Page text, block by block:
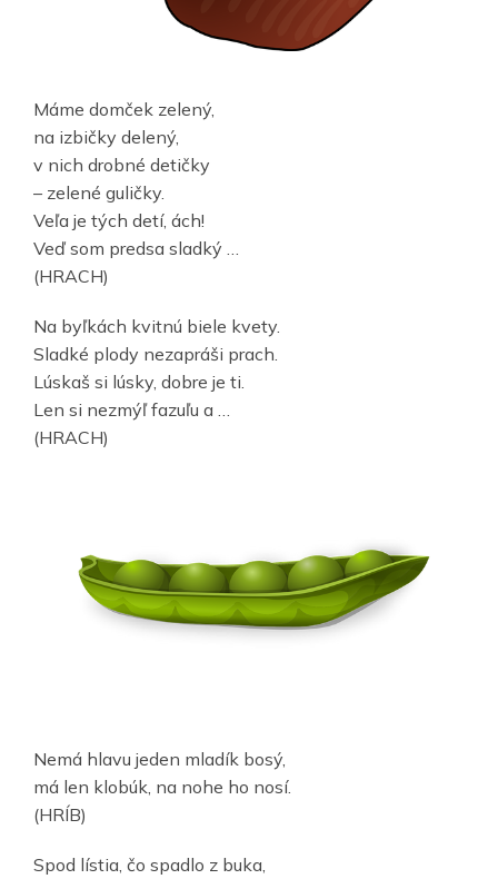
Máme domček zelený,
na izbičky delený,
v nich drobné detičky
– zelené guličky.
Veľa je tých detí, ách!
Veď som predsa sladký …
(HRACH)
Na byľkách kvitnú biele kvety.
Sladké plody nezapráši prach.
Lúskaš si lúsky, dobre je ti.
Len si nezmýľ fazuľu a …
(HRACH)
Nemá hlavu jeden mladík bosý,
má len klobúk, na nohe ho nosí.
(HRÍB)
Spod lístia, čo spadlo z buka,